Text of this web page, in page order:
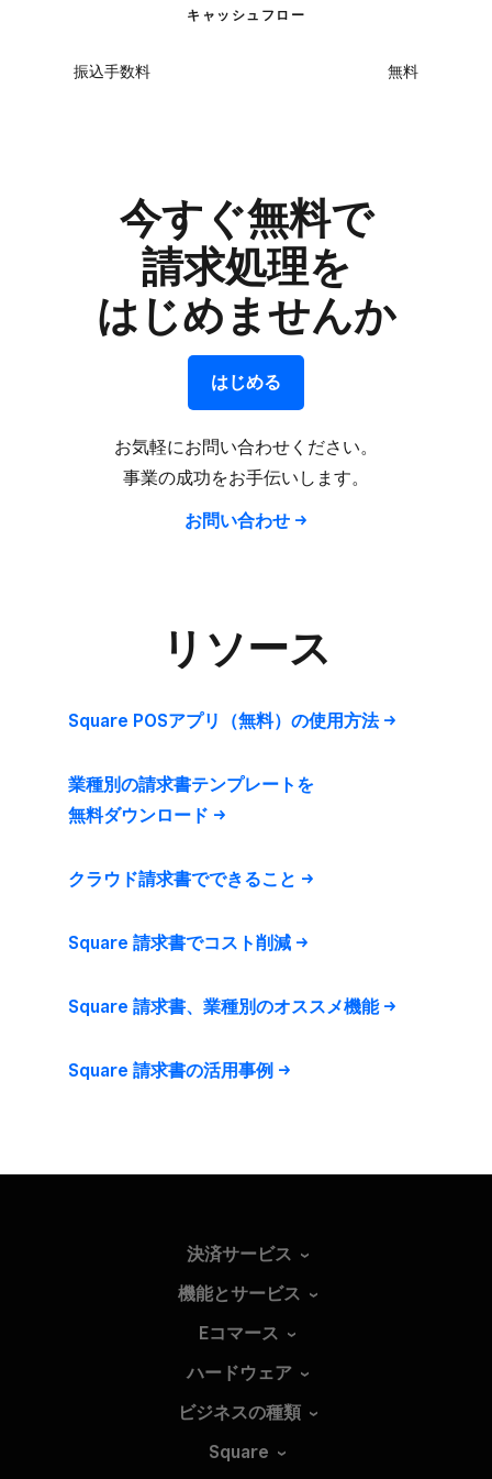
キャッシュフロー
振込手数料 無料
今すぐ​無料で
請求処理を
はじめませんか
はじめる
お気軽に​お問い​合わせください。
事業の​成功を​お手伝いします。
お問い​合わせ
リソース
Square POSアプリ​（無料）の​使用方​法
業種別の​請求書テンプレートを​
無料ダウンロード
クラウド請求書で​できる​こと
Square 請求書で​コスト削減
Square 請求書、​業種別の​オススメ機能
Square 請求書の​活用事例
決済サービス
機能とサービス
Eコマース
ハードウェア
ビジネスの種類
Square